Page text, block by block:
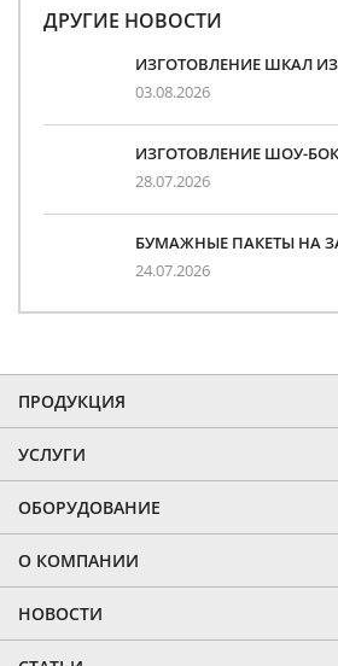
ДРУГИЕ НОВОСТИ
ИЗГОТОВЛЕНИЕ ШКАЛ
03.08.2026
ИЗГОТОВЛЕНИЕ ШОУ-
28.07.2026
БУМАЖНЫЕ ПАКЕТЫ НА
24.07.2026
ПРОДУКЦИЯ
УСЛУГИ
ОБОРУДОВАНИЕ
О КОМПАНИИ
НОВОСТИ